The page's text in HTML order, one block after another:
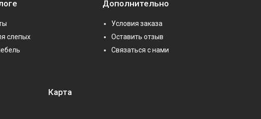
слепых
Дополнительно
Условия заказа
Оставить отзыв
Связаться с нами
Карта